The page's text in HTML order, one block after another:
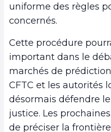
uniforme des règles
concernés.
Cette procédure
important dans le
marchés de
CFTC et les autorités
désormais défendre
justice. Les
de préciser la